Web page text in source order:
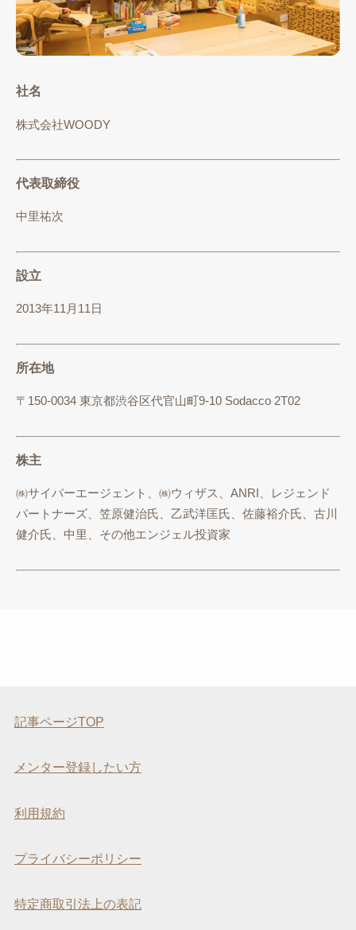
社名
株式会社WOODY
代表取締役
中里祐次
設立
2013年11月11日
所在地
〒150-0034 東京都渋谷区代官山町9-10 Sodacco 2T02
株主
㈱サイバーエージェント、㈱ウィザス、ANRI、レジェンド
パートナーズ、笠原健治氏、乙武洋匡氏、佐藤裕介氏、古川
健介氏、中里、その他エンジェル投資家
記事ページTOP
メンター登録したい方
利用規約
プライバシーポリシー
特定商取引法上の表記